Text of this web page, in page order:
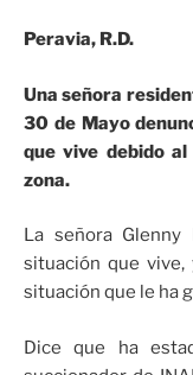
Peravia, R.D.
Una señora
30 de Mayo
que vive debido
zona.
La señora
situación que vive,
situación que le ha
Dice que ha